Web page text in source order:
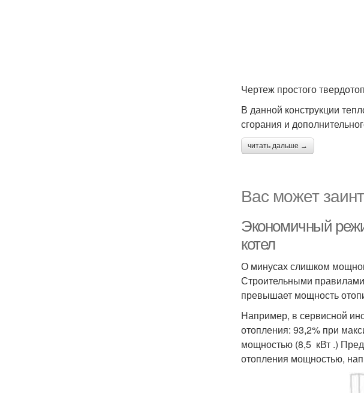
Чертеж простого
В данной конструкции
сгорания и
читать дальше →
Вас может
Экономичный
котел
О минусах слишком
Строительными правилами
превышает мощность
Например, в сервисной
отопления: 93,2% при
мощностью (8,5 кВт .)
отопления мощностью,